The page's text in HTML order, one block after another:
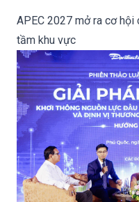
APEC 2027 mở ra cơ
tầm khu vực